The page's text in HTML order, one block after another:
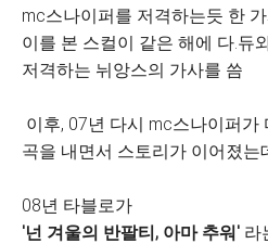
mc스나이퍼를 저격하는듯 한
이를 본 스컬이 같은 해에 다.듀
저격하는 뉘앙스의 가사를 씀
이후, 07년 다시 mc스나이퍼가
곡을 내면서 스토리가 이어졌는
08년 타블로가
'넌 겨울의 반팔티, 아마 추워' 라